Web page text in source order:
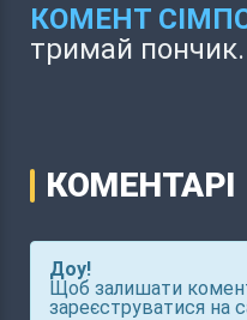
КОМЕНТ
тримай пончик.
КОМЕНТАРІ
Доу!
Щоб залишати
зареєструватися на